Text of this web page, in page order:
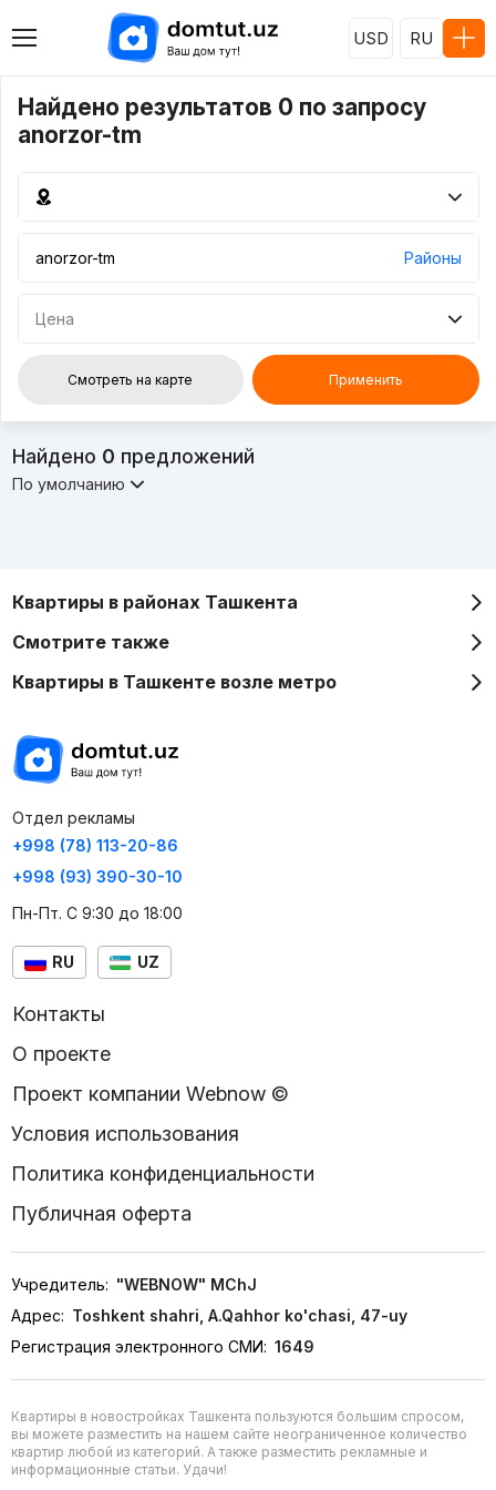
USD RU
Найдено результатов 0 по запросу
anorzor-tm
Районы
Цена
Смотреть на карте Применить
Найдено 0 предложений
По умолчанию
Квартиры в районах Ташкента
Смотрите также
Квартиры в Ташкенте возле метро
Отдел рекламы
+998 (78) 113-20-86
+998 (93) 390-30-10
Пн-Пт. С 9:30 до 18:00
RU UZ
Контакты
О проекте
Проект компании Webnow ©
Условия использования
Политика конфиденциальности
Публичная оферта
Учредитель: "WEBNOW" MChJ
Адрес: Toshkent shahri, A.Qahhor ko'chasi, 47-uy
Регистрация электронного СМИ: 1649
Квартиры в новостройках Ташкента пользуются большим спросом,
вы можете разместить на нашем сайте неограниченное количество
квартир любой из категорий. А также разместить рекламные и
информационные статьи. Удачи!